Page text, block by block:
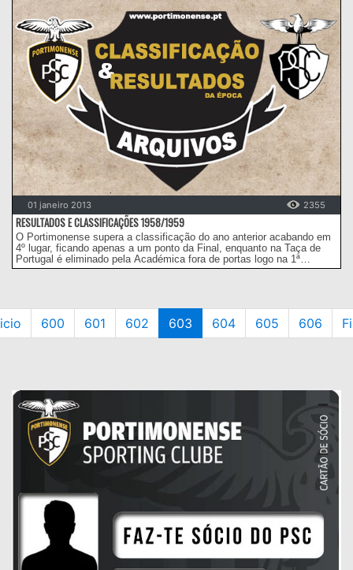
01 janeiro 2013 2355
RESULTADOS E CLASSIFICAÇÕES 1958/1959
O Portimonense supera a classificação do ano anterior acabando em
4º lugar, ficando apenas a um ponto da Final, enquanto na Taça de
Portugal é eliminado pela Académica fora de portas logo na 1ª
eliminatória.
600 601 602 603 604 605 606